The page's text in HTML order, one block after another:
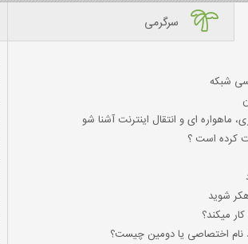
سرگرمی
شبکه
ماهواره ای و انتقال اینترنت آشنا شو
کرده است ؟
شوید
نام اختصاصي يا دومين چيست؟